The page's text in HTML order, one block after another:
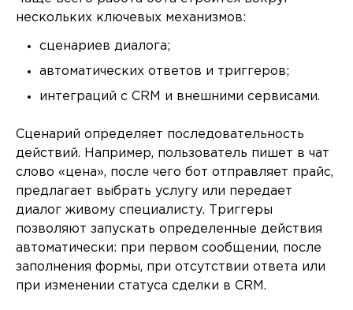
нескольких ключевых механизмов:
сценариев диалога;
автоматических ответов и триггеров;
интеграций с CRM и внешними сервисами.
Сценарий определяет последовательность
действий. Например, пользователь пишет в чат
слово «цена», после чего бот отправляет прайс,
предлагает выбрать услугу или передает
диалог живому специалисту. Триггеры
позволяют запускать определенные действия
автоматически: при первом сообщении, после
заполнения формы, при отсутствии ответа или
при изменении статуса сделки в CRM.